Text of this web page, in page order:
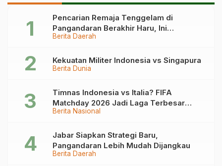
Presiden
Berita Daerah
Pencarian Remaja Tenggelam di
Pangandaran Berakhir Haru, Ini
Kronologinya
Berita Dunia
Kekuatan Militer Indonesia vs Singapura
Berita Nasional
Timnas Indonesia vs Italia? FIFA
Matchday 2026 Jadi Laga Terbesar
Garuda!
Berita Daerah
Jabar Siapkan Strategi Baru,
Pangandaran Lebih Mudah Dijangkau